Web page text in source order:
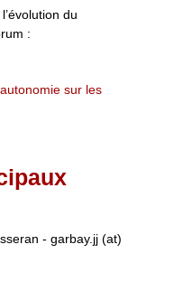
du
:
sur les
- garbay.jj (at)